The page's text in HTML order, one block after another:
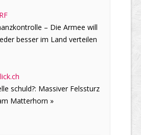
– Die Armee will
besser im Land verteilen
schuld?: Massiver Felssturz
Matterhorn »